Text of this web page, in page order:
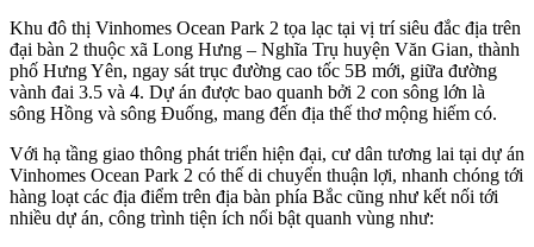
Khu đô thị Vinhomes Ocean Park 2 tọa lạc tại vị trí siêu đắc địa trên
đại bàn 2 thuộc xã Long Hưng – Nghĩa Trụ huyện Văn Gian, thành
phố Hưng Yên, ngay sát trục đường cao tốc 5B mới, giữa đường
vành đai 3.5 và 4. Dự án được bao quanh bởi 2 con sông lớn là
sông Hồng và sông Đuống, mang đến địa thế thơ mộng hiếm có.
Với hạ tầng giao thông phát triển hiện đại, cư dân tương lai tại dự án
Vinhomes Ocean Park 2 có thế di chuyển thuận lợi, nhanh chóng tới
hàng loạt các địa điểm trên địa bàn phía Bắc cũng như kết nối tới
nhiều dự án, công trình tiện ích nổi bật quanh vùng như: